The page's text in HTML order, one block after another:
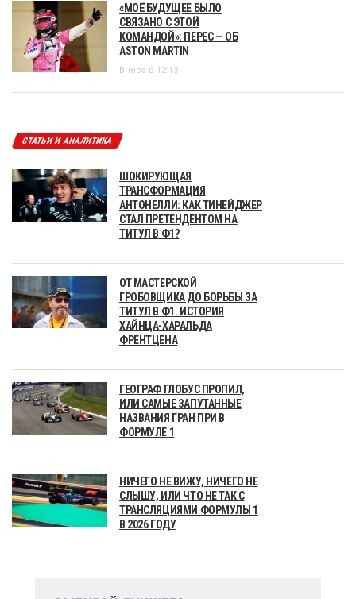
«МОЁ БУДУЩЕЕ БЫЛО
СВЯЗАНО С ЭТОЙ
КОМАНДОЙ»: ПЕРЕС — ОБ
ASTON MARTIN
Вчера в 12:13
СТАТЬИ И АНАЛИТИКА
ШОКИРУЮЩАЯ
ТРАНСФОРМАЦИЯ
АНТОНЕЛЛИ: КАК ТИНЕЙДЖЕР
СТАЛ ПРЕТЕНДЕНТОМ НА
ТИТУЛ В Ф1?
ОТ МАСТЕРСКОЙ
ГРОБОВЩИКА ДО БОРЬБЫ ЗА
ТИТУЛ В Ф1. ИСТОРИЯ
ХАЙНЦА-ХАРАЛЬДА
ФРЕНТЦЕНА
ГЕОГРАФ ГЛОБУС ПРОПИЛ,
ИЛИ САМЫЕ ЗАПУТАННЫЕ
НАЗВАНИЯ ГРАН ПРИ В
ФОРМУЛЕ 1
НИЧЕГО НЕ ВИЖУ, НИЧЕГО НЕ
СЛЫШУ, ИЛИ ЧТО НЕ ТАК С
ТРАНСЛЯЦИЯМИ ФОРМУЛЫ 1
В 2026 ГОДУ